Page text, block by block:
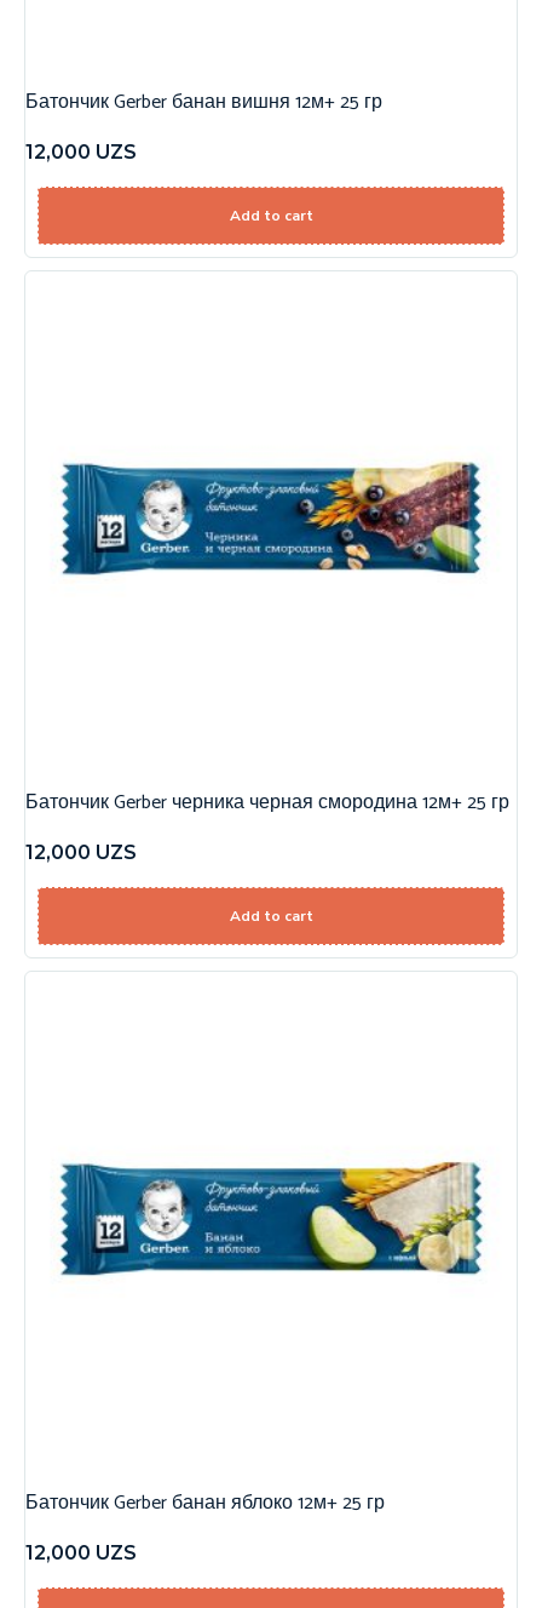
Батончик Gerber банан вишня 12м+ 25 гр
12,000 UZS
Add to cart
Батончик Gerber черника черная смородина 12м+ 25 гр
12,000 UZS
Add to cart
Батончик Gerber банан яблоко 12м+ 25 гр
12,000 UZS